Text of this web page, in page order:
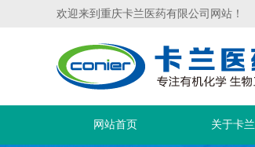
欢迎来到重庆卡兰医药有限公司网站！
网站首页 关于卡兰